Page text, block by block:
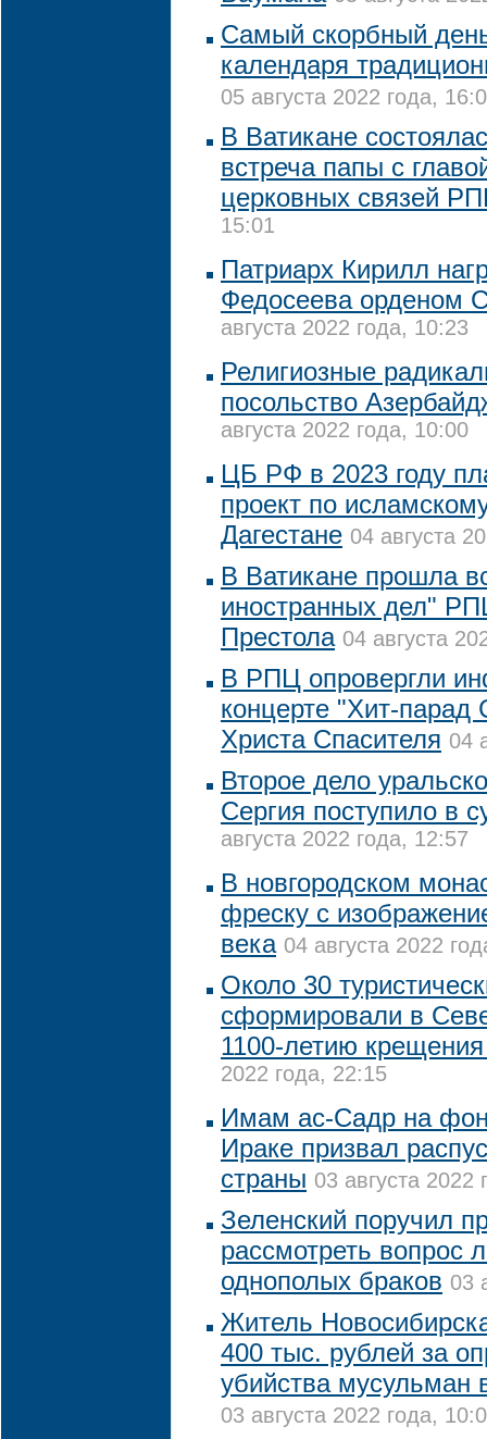
Самый скорбный
календаря
05 августа 2022 года,
В Ватикане
встреча папы с
церковных связей
15:01
Патриарх Кирилл
Федосеева орденом
августа 2022 года, 10:23
Религиозные
посольство
августа 2022 года, 10:00
ЦБ РФ в 2023 году
проект по
Дагестане 04 августа
В Ватикане прошла
иностранных дел"
Престола 04 августа
В РПЦ опровергли
концерте "Хит-
Христа Спасителя 04
Второе дело
Сергия поступило в
августа 2022 года, 12:57
В новгородском
фреску с
века 04 августа 2022
Около 30
сформировали в
1100-летию
2022 года, 22:15
Имам ас-Садр на
Ираке призвал
страны 03 августа 2022
Зеленский поручил
рассмотреть вопрос
однополых браков 03
Житель
400 тыс. рублей за
убийства мусульман
03 августа 2022 года,